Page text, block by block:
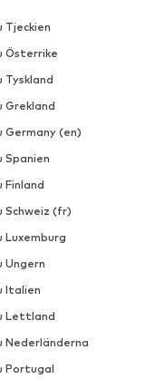
Tjeckien
Österrike
Tyskland
Grekland
Germany (en)
Spanien
Finland
Schweiz (fr)
Luxemburg
Ungern
Italien
Lettland
Nederländerna
Portugal